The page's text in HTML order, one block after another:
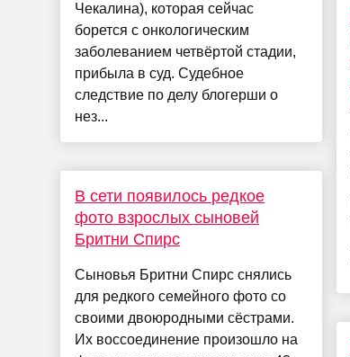
Чекалина), которая сейчас
борется с онкологическим
заболеванием четвёртой стадии,
прибыла в суд. Судебное
следствие по делу блогерши о
нез...
В сети появилось редкое
фото взрослых сыновей
Бритни Спирс
Сыновья Бритни Спирс снялись
для редкого семейного фото со
своими двоюродными сёстрами.
Их воссоединение произошло на